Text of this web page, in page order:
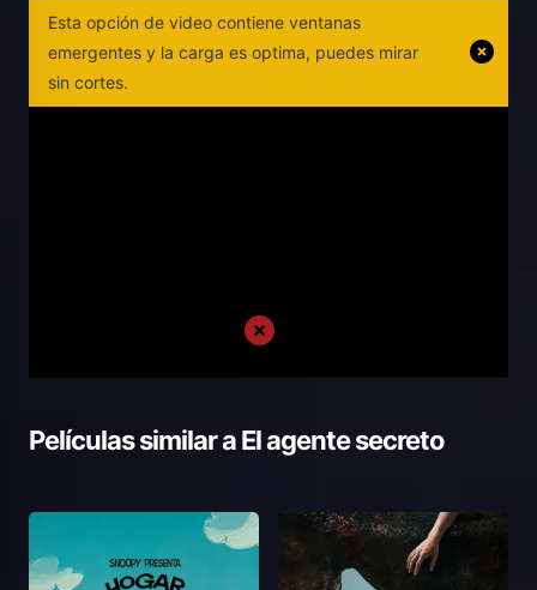
Esta opción de video contiene ventanas
emergentes y la carga es optima, puedes mirar
sin cortes.
Películas similar aEl agente secreto